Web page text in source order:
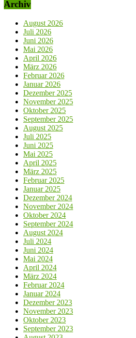
Archiv
August 2026
Juli 2026
Juni 2026
Mai 2026
April 2026
März 2026
Februar 2026
Januar 2026
Dezember 2025
November 2025
Oktober 2025
September 2025
August 2025
Juli 2025
Juni 2025
Mai 2025
April 2025
März 2025
Februar 2025
Januar 2025
Dezember 2024
November 2024
Oktober 2024
September 2024
August 2024
Juli 2024
Juni 2024
Mai 2024
April 2024
März 2024
Februar 2024
Januar 2024
Dezember 2023
November 2023
Oktober 2023
September 2023